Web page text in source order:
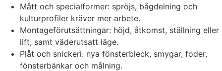
Mått och specialformer: spröjs, bågdelning och
kulturprofiler kräver mer arbete.
Montageförutsättningar: höjd, åtkomst, ställning eller
lift, samt väderutsatt läge.
Plåt och snickeri: nya fönsterbleck, smygar, foder,
fönsterbänkar och målning.